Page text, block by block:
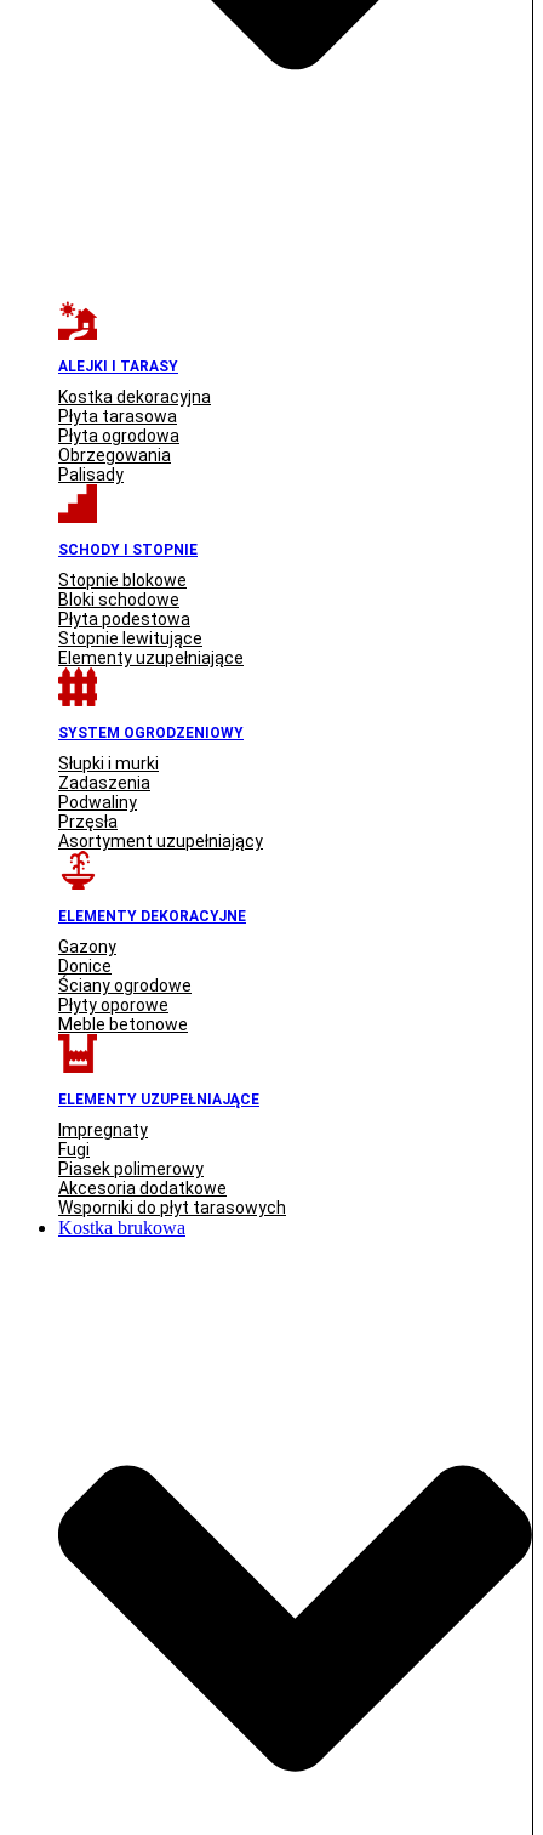
ALEJKI I TARASY
Kostka dekoracyjna
Płyta tarasowa
Płyta ogrodowa
Obrzegowania
Palisady
SCHODY I STOPNIE
Stopnie blokowe
Bloki schodowe
Płyta podestowa
Stopnie lewitujące
Elementy uzupełniające
SYSTEM OGRODZENIOWY
Słupki i murki
Zadaszenia
Podwaliny
Przęsła
Asortyment uzupełniający
ELEMENTY DEKORACYJNE
Gazony
Donice
Ściany ogrodowe
Płyty oporowe
Meble betonowe
ELEMENTY UZUPEŁNIAJĄCE
Impregnaty
Fugi
Piasek polimerowy
Akcesoria dodatkowe
Wsporniki do płyt tarasowych
Kostka brukowa